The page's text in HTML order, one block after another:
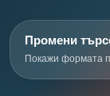
Промени
Покажи формата